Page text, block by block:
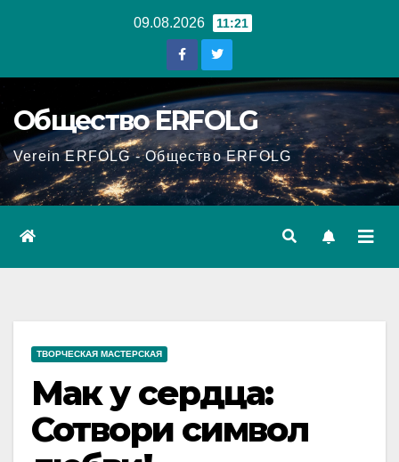
09.08.2026 11:21
Общество ERFOLG
Verein ERFOLG - Общество ERFOLG
ТВОРЧЕСКАЯ МАСТЕРСКАЯ
Мак у сердца:
Сотвори символ